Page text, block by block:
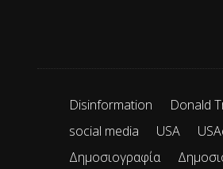
Disinformation Donald
social media
USA
Δημοσιογραφία